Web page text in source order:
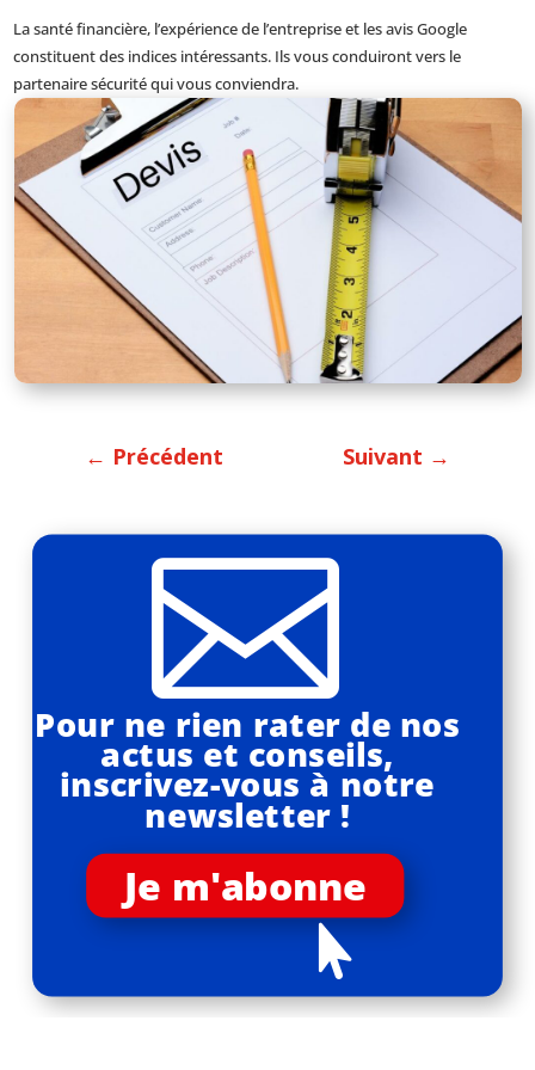
La santé financière, l’expérience de l’entreprise et les avis Google
constituent des indices intéressants. Ils vous conduiront vers le
partenaire sécurité qui vous conviendra.
← Précédent Suivant →

Pour ne rien rater de nos
actus et conseils,
inscrivez-vous à notre
newsletter !
Je m'abonne
